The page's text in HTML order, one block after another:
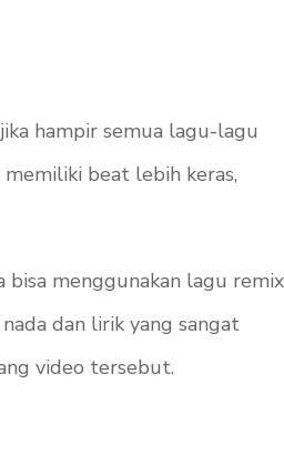
hampir semua lagu-lagu
memiliki beat lebih keras,
menggunakan lagu remix
dan lirik yang sangat
video tersebut.